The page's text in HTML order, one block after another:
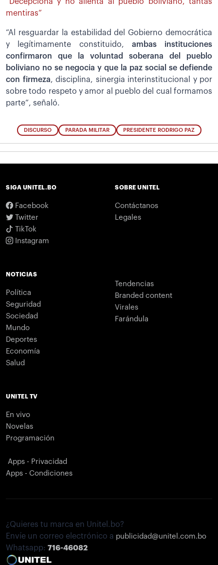
“Decepciona y no alienta al pueblo boliviano, tantas
mentiras”
“Al resguardar la estabilidad del Gobierno democrática
y legítimamente constituido, ambas instituciones
confirmaron que la voluntad soberana del pueblo
boliviano no se negocia y que la paz social se defiende
con firmeza, disciplina, sinergia interinstitucional y por
sobre todo respeto y amor al pueblo del cual formamos
parte”, señaló.
DISCURSO PARADA MILITAR PRESIDENTE RODRIGO PAZ
SIGA UNITEL.BO
Facebook
Twitter
TikTok
Instagram
SOBRE UNITEL
Contáctanos
Legales
NOTICIAS
Política
Seguridad
Sociedad
Mundo
Deportes
Economía
Salud
Tendencias
Branded content
Virales
Farándula
UNITEL TV
En vivo
Novelas
Programación
Apps - Privacidad
Apps - Condiciones
¿Quieres tu marca en Unitel.bo?
Envíe un correo electrónico a publicidad@unitel.com.bo
Whatsapp: 716-46082